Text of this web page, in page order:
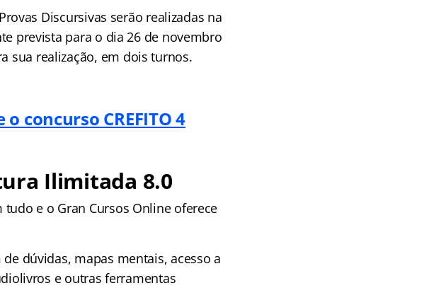
Discursivas serão realizadas na
prevista para o dia 26 de novembro
sua realização, em dois turnos.
concurso CREFITO 4
Ilimitada 8.0
e o Gran Cursos Online oferece
dúvidas, mapas mentais, acesso a
e outras ferramentas